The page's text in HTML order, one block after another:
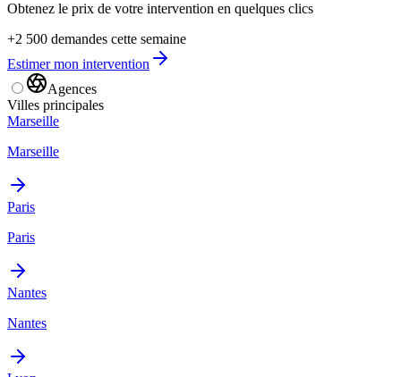
Obtenez le prix de votre intervention en quelques clics
+2 500 demandes cette semaine
Estimer mon intervention
Agences
Villes principales
Marseille
Marseille
Paris
Paris
Nantes
Nantes